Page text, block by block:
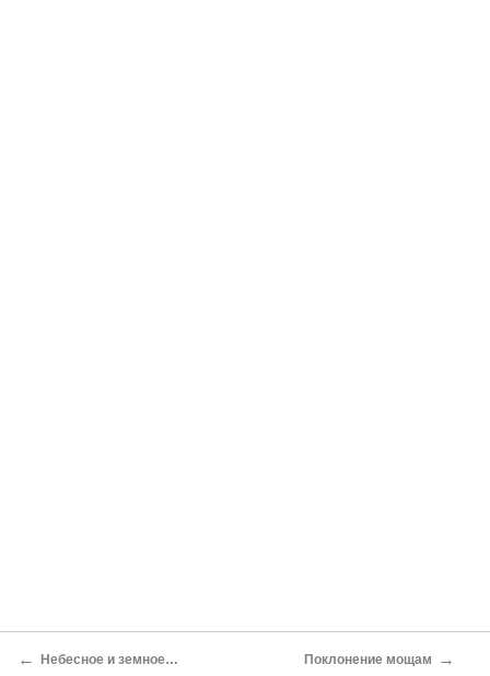
← Небесное и земное… Поклонение мощам →